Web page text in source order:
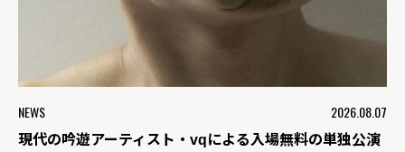
NEWS 2026.08.07
現代の吟遊アーティスト・vqによる入場無料の単独公演